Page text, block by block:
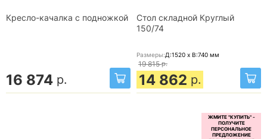
Кресло-качалка с подножкой
16 874 р.
Стол складной Круглый
150/74
Размеры:Д:1520 x В:740 мм
19 815 р.
14 862 р.